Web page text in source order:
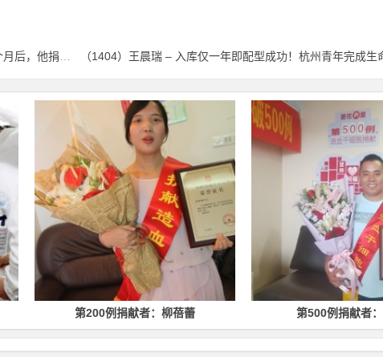
蓓蕾 第500例捐献者：林均 第